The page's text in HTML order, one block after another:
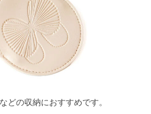
どの収納におすすめです。